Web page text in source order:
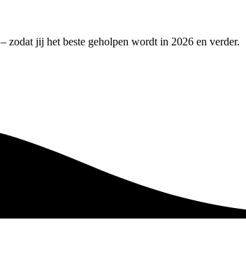
– zodat jij het beste geholpen wordt in 2026 en verder.